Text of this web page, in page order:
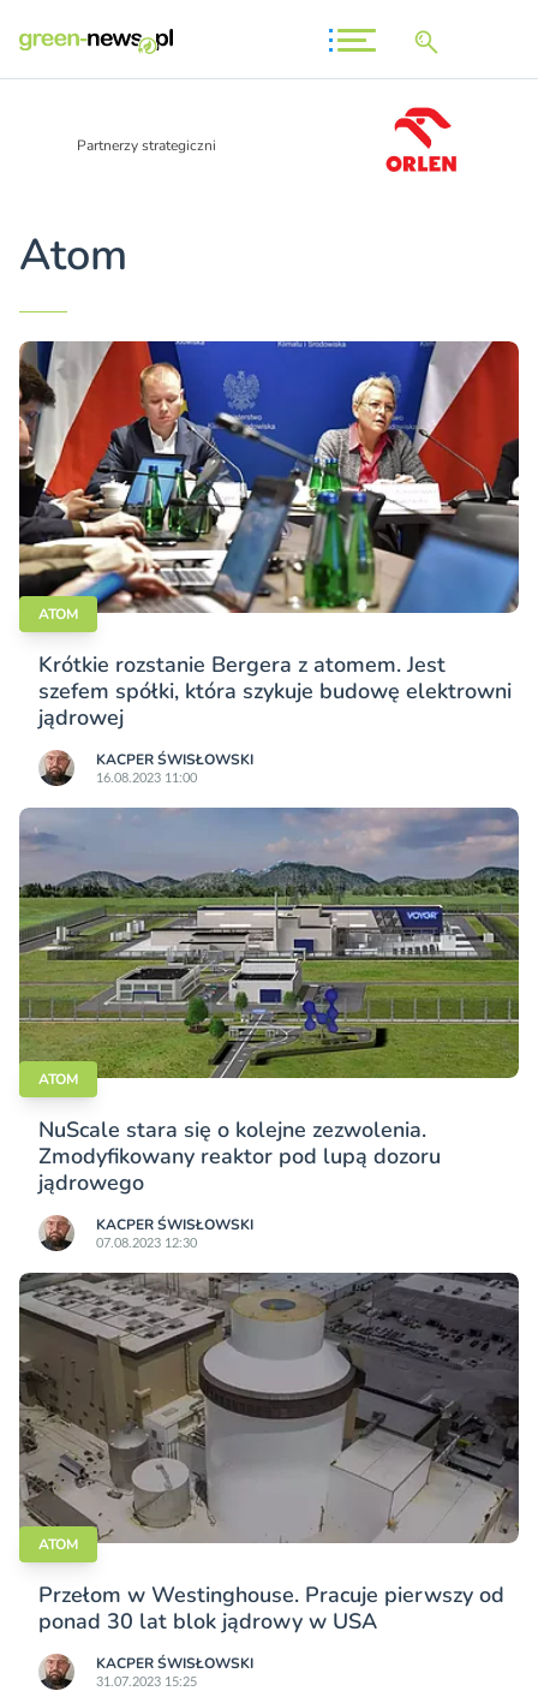
Partnerzy strategiczni
Atom
ATOM
Krótkie rozstanie Bergera z atomem. Jest
szefem spółki, która szykuje budowę elektrowni
jądrowej
KACPER ŚWISŁO­WSKI
16.08.2023 11:00
ATOM
NuScale stara się o kolejne zezwolenia.
Zmodyfikowany reaktor pod lupą dozoru
jądrowego
KACPER ŚWISŁO­WSKI
07.08.2023 12:30
ATOM
Przełom w Westinghouse. Pracuje pierwszy od
ponad 30 lat blok jądrowy w USA
KACPER ŚWISŁO­WSKI
31.07.2023 15:25